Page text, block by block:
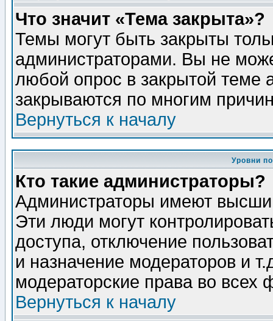
Что значит «Тема закрыта»?
Темы могут быть закрыты
администраторами. Вы не
любой опрос в закрытой теме
закрываются по многим
Вернуться к началу
Уровни
Кто такие администраторы?
Администраторы имеют
Эти люди могут
доступа, отключение
и назначение модераторов и
модераторские права во всех
Вернуться к началу